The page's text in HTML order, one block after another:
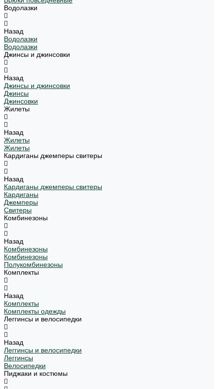
Водолазки
Назад
Водолазки
Водолазки
Джинсы и джинсовки
Назад
Джинсы и джинсовки
Джинсы
Джинсовки
Жилеты
Назад
Жилеты
Жилеты
Кардиганы джемперы свитеры
Назад
Кардиганы джемперы свитеры
Кардиганы
Джемперы
Свитеры
Комбинезоны
Назад
Комбинезоны
Комбинезоны
Полукомбинезоны
Комплекты
Назад
Комплекты
Комплекты одежды
Леггинсы и велосипедки
Назад
Леггинсы и велосипедки
Леггинсы
Велосипедки
Пиджаки и костюмы